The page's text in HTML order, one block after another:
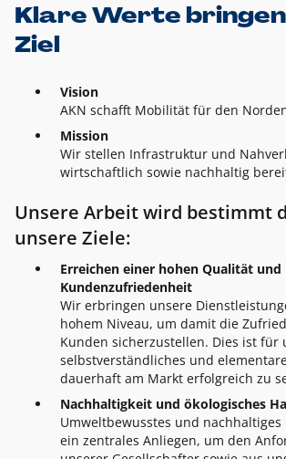
Klare Werte bringen
Ziel
Vision
AKN schafft Mobilität für den
Mission
Wir stellen Infrastruktur und
wirtschaftlich sowie nachhaltig
Unsere Arbeit wird bestimmt
unsere Ziele:
Erreichen einer hohen Qualität und
Kundenzufriedenheit
Wir erbringen unsere
hohem Niveau, um damit die
Kunden sicherzustellen. Dies ist für
selbstverständliches und
dauerhaft am Markt erfolgreich zu
Nachhaltigkeit und ökologisches
Umweltbewusstes und
ein zentrales Anliegen, um den